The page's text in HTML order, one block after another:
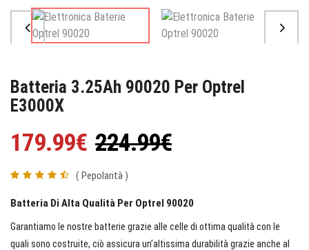
Sale
Batteria 3.25Ah 90020 Per Optrel
E3000X
179.99€ 224.99€
( Pepolarità )
Batteria Di Alta Qualità Per Optrel 90020
Garantiamo le nostre batterie grazie alle celle di ottima qualità con le
quali sono costruite, ciò assicura un’altissima durabilità grazie anche al